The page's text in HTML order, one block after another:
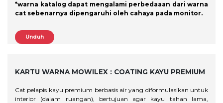
*warna katalog dapat mengalami perbedaaan dari warna
cat sebenarnya dipengaruhi oleh cahaya pada monitor.
Unduh
KARTU WARNA MOWILEX : COATING KAYU PREMIUM
Cat pelapis kayu premium berbasis air yang diformulasikan untuk
interior (dalam ruangan), bertujuan agar kayu tahan lama,